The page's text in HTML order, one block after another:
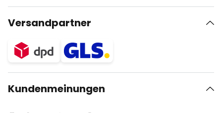
Versandpartner
Kundenmeinungen